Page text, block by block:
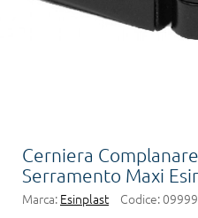
Cerniera
Serramento Maxi
Marca: Esinplast Codice: